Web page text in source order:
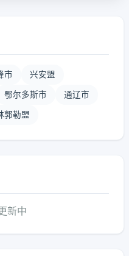
市 兴安盟
鄂尔多斯市 通辽市
郭勒盟
新中